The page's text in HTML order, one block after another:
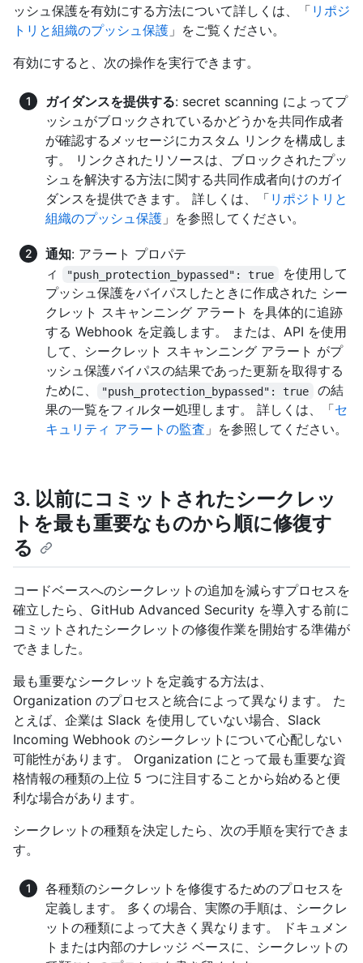
ッシュ保護を有効にする方法について詳しくは、「 リポジ
トリと組織のプッシュ保護 」をご覧ください。
有効にすると、次の操作を実行できます。
ガイダンスを提供する: secret scanning によってプ
ッシュがブロックされているかどうかを共同作成者
が確認するメッセージにカスタム リンクを構成しま
す。 リンクされたリソースは、ブロックされたプッ
シュを解決する方法に関する共同作成者向けのガイ
ダンスを提供できます。 詳しくは、「 リポジトリと
組織のプッシュ保護 」を参照してください。
通知: アラート プロパテ
ィ
"push_protection_bypassed": true
を使用して
プッシュ保護をバイパスしたときに作成された シー
クレット スキャンニング アラート を具体的に追跡
する Webhook を定義します。 または、API を使用
して、シークレット スキャンニング アラート がプ
ッシュ保護バイパスの結果であった更新を取得する
ために、
"push_protection_bypassed": true
の結
果の一覧をフィルター処理します。 詳しくは、「セ
キュリティ アラートの監査 」を参照してください。
3. 以前にコミットされたシークレッ
トを最も重要なものから順に修復す
る
コードベースへのシークレットの追加を減らすプロセスを
確立したら、GitHub Advanced Security を導入する前に
コミットされたシークレットの修復作業を開始する準備が
できました。
最も重要なシークレットを定義する方法は、
Organization のプロセスと統合によって異なります。 た
とえば、企業は Slack を使用していない場合、Slack
Incoming Webhook のシークレットについて心配しない
可能性があります。 Organization にとって最も重要な資
格情報の種類の上位 5 つに注目することから始めると便
利な場合があります。
シークレットの種類を決定したら、次の手順を実行できま
す。
各種類のシークレットを修復するためのプロセスを
定義します。 多くの場合、実際の手順は、シークレ
ットの種類によって大きく異なります。 ドキュメン
トまたは内部のナレッジ ベースに、シークレットの